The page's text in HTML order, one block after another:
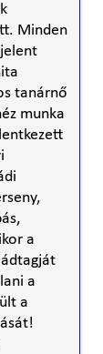
Minden
tanárnő
munka
a
a
a